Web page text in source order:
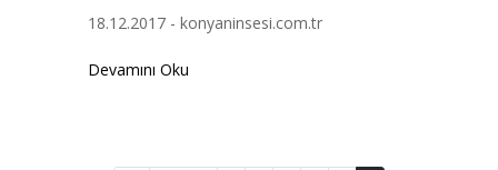
18.12.2017 - konyaninsesi.com.tr
Devamını Oku